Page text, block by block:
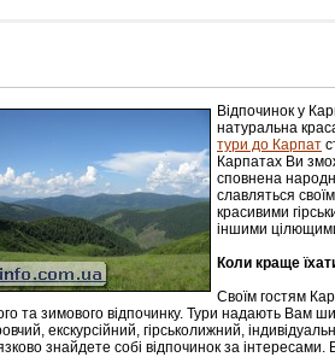
Лічільник відвідувачів
Відпочинок у
натуральна
тури до Карпат
Карпатах Ви
сповнена
славляться
красивими
іншими
Коли краще
Своїм гостям
та зимового відпочинку. Тури надають Вам
екскурсійний, гірськолижний,
знайдете собі відпочинок за інтересами.